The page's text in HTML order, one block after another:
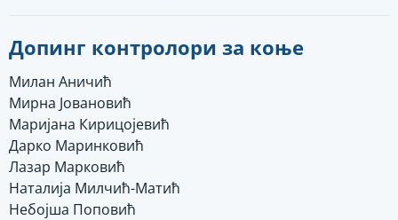
Допинг контролори за коње
Милан Аничић
Мирна Јовановић
Маријана Кирицојевић
Дарко Маринковић
Лазар Марковић
Наталија Милчић-Матић
Небојша Поповић